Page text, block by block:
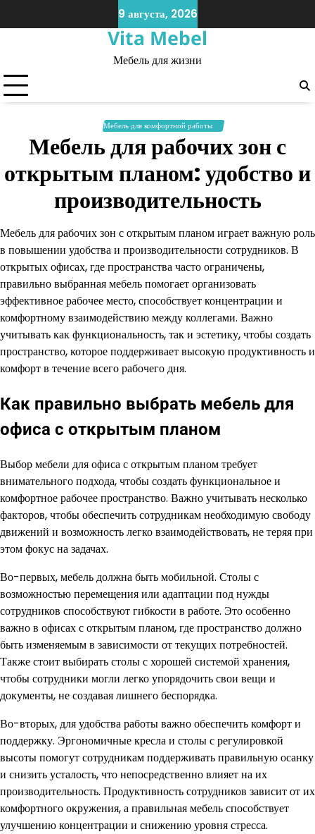
to
9 августа, 2026
Vita Mebel
Мебель для жизни
Мебель для комфортной работы
Мебель для рабочих зон с
открытым планом: удобство и
производительность
Мебель для рабочих зон с открытым планом играет важную роль
в повышении удобства и производительности сотрудников. В
открытых офисах, где пространства часто ограничены,
правильно выбранная мебель помогает организовать
эффективное рабочее место, способствует концентрации и
комфортному взаимодействию между коллегами. Важно
учитывать как функциональность, так и эстетику, чтобы создать
пространство, которое поддерживает высокую продуктивность и
комфорт в течение всего рабочего дня.
Как правильно выбрать мебель для
офиса с открытым планом
Выбор мебели для офиса с открытым планом требует
внимательного подхода, чтобы создать функциональное и
комфортное рабочее пространство. Важно учитывать несколько
факторов, чтобы обеспечить сотрудникам необходимую свободу
движений и возможность легко взаимодействовать, не теряя при
этом фокус на задачах.
Во-первых, мебель должна быть мобильной. Столы с
возможностью перемещения или адаптации под нужды
сотрудников способствуют гибкости в работе. Это особенно
важно в офисах с открытым планом, где пространство должно
быть изменяемым в зависимости от текущих потребностей.
Также стоит выбирать столы с хорошей системой хранения,
чтобы сотрудники могли легко упорядочить свои вещи и
документы, не создавая лишнего беспорядка.
Во-вторых, для удобства работы важно обеспечить комфорт и
поддержку. Эргономичные кресла и столы с регулировкой
высоты помогут сотрудникам поддерживать правильную осанку
и снизить усталость, что непосредственно влияет на их
производительность. Продуктивность сотрудников зависит от их
комфортного окружения, а правильная мебель способствует
улучшению концентрации и снижению уровня стресса.